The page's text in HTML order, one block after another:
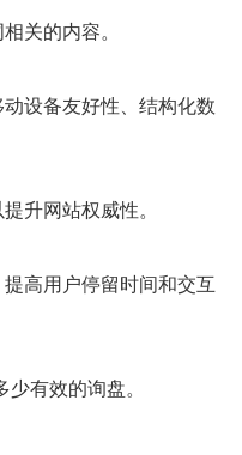
关的内容。
设备友好性、结构化数
升网站权威性。
高用户停留时间和交互
有效的询盘。